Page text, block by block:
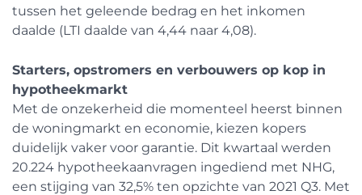
tussen het geleende bedrag en het inkomen
daalde (LTI daalde van 4,44 naar 4,08).
Starters, opstromers en verbouwers op kop in
hypotheekmarkt
Met de onzekerheid die momenteel heerst binnen
de woningmarkt en economie, kiezen kopers
duidelijk vaker voor garantie. Dit kwartaal werden
20.224 hypotheekaanvragen ingediend met NHG,
een stijging van 32,5% ten opzichte van 2021 Q3. Met